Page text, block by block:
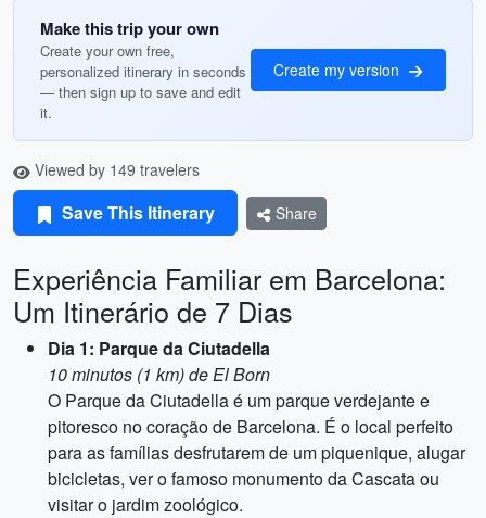
Make this trip your own
Create your own free,
personalized itinerary in seconds
— then sign up to save and edit
it.
Create my version
Viewed by 149 travelers
Save This Itinerary Share
Experiência Familiar em Barcelona:
Um Itinerário de 7 Dias
Dia 1: Parque da Ciutadella
10 minutos (1 km) de El Born
O Parque da Ciutadella é um parque verdejante e
pitoresco no coração de Barcelona. É o local perfeito
para as famílias desfrutarem de um piquenique, alugar
bicicletas, ver o famoso monumento da Cascata ou
visitar o jardim zoológico.